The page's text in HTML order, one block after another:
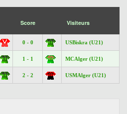
Score Visiteurs
0 - 0 USBiskra (U21)
1 - 1 MCAlger (U21)
2 - 2 USMAlger (U21)